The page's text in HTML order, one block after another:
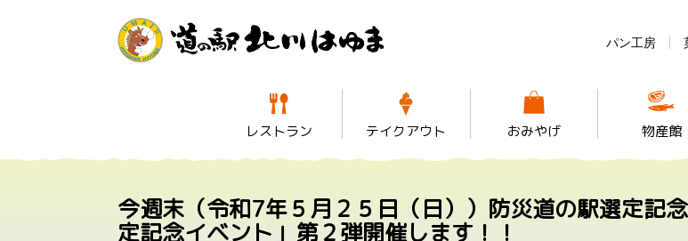
パン工房
レストラン テイクアウト おみやげ 物産館
今週末（令和7年５月２５日（日））防災道の駅選定
定記念イベント」第２弾開催します！！